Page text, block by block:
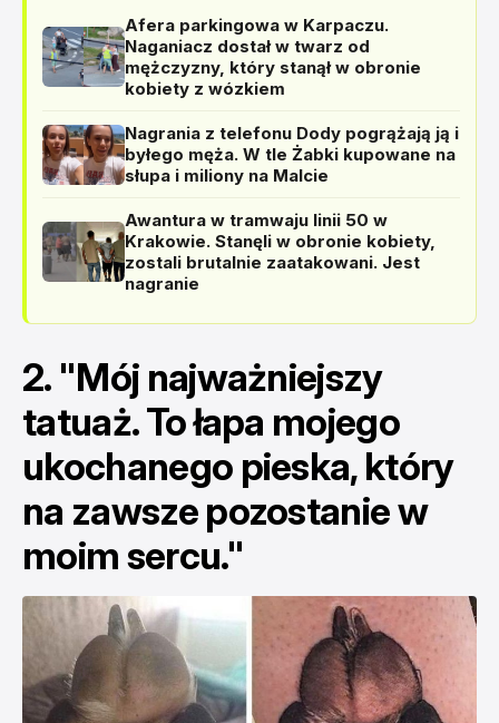
Afera parkingowa w Karpaczu.
Naganiacz dostał w twarz od
mężczyzny, który stanął w obronie
kobiety z wózkiem
Nagrania z telefonu Dody pogrążają ją i
byłego męża. W tle Żabki kupowane na
słupa i miliony na Malcie
Awantura w tramwaju linii 50 w
Krakowie. Stanęli w obronie kobiety,
zostali brutalnie zaatakowani. Jest
nagranie
2. "Mój najważniejszy
tatuaż. To łapa mojego
ukochanego pieska, który
na zawsze pozostanie w
moim sercu."